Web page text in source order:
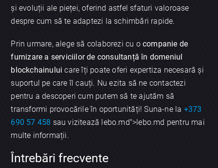
și evoluții ale pieței, oferind astfel sfaturi valoroase
despre cum să te adaptezi la schimbări rapide.
Prin urmare, alege să colaborezi cu ocompanie de
furnizare a serviciilor de consultanță în domeniul
blockchainului care îți poate oferi expertiza necesară și
suportul pe care îl cauți. Nu ezita să ne contactezi
pentru a descoperi cum putem să te ajutăm să
transformi provocările în oportunități! Suna-ne la +373
690 57 458 sau vizitează lebo.md">lebo.md pentru mai
multe informații.
Întrebări frecvente